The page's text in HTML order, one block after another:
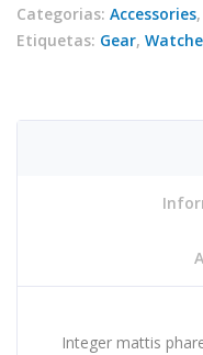
Categorias: Accessories,
Etiquetas: Gear,
Integer mattis